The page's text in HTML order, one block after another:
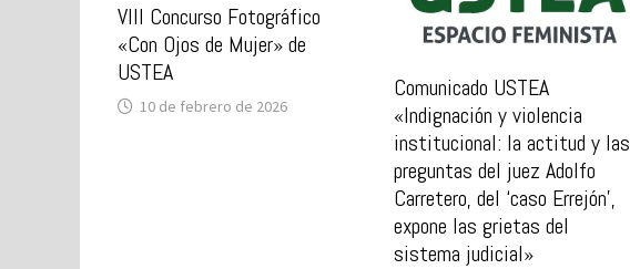
VIII Concurso Fotográfico
«Con Ojos de Mujer» de
USTEA
10 de febrero de 2026
Comunicado USTEA
«Indignación y violencia
institucional: la actitud y las
preguntas del juez Adolfo
Carretero, del ‘caso Errejón’,
expone las grietas del
sistema judicial»